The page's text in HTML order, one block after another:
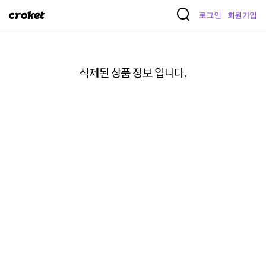
크
로그인 회원가입
삭제된 상품 정보 입니다.